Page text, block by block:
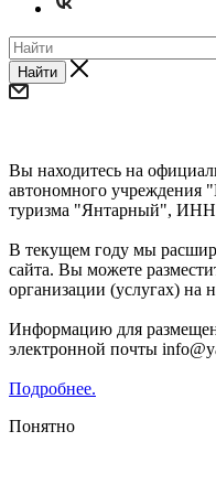
Найти
Вы находитесь на
автономного учреждения
туризма "Янтарный", ИНН
В текущем году мы
сайта. Вы можете
организации (услугах) на
Информацию для
электронной почты
Подробнее.
Понятно